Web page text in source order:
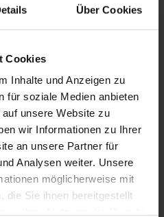
Über Cookies
Cookies
Inhalte und Anzeigen zu
für soziale Medien anbieten
unsere Website zu
wir Informationen zu Ihrer
an unsere Partner für
Analysen weiter. Unsere
möglicherweise mit
die Sie ihnen bereitgestellt
am Ankunftstag
Sep p. P. 91,-
Gesamt 182,-
Okt
1